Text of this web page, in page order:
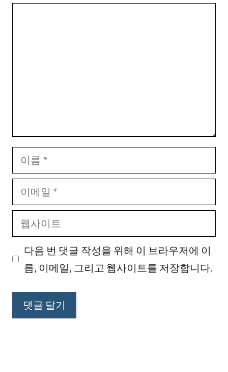
름
메
일
웹
사
이 다음 번 댓글 작성을 위해 이 브라우저에 이
름, 이메일, 그리고 웹사이트를 저장합니다.